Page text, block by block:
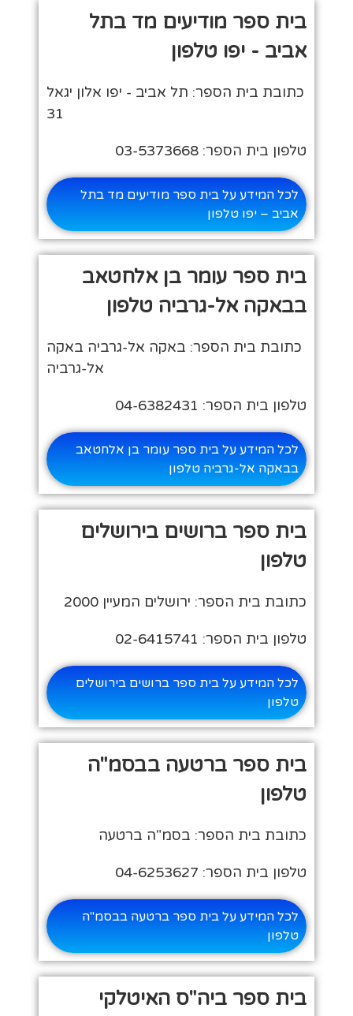
בית ספר מודיעים מד בתל
אביב - יפו טלפון
כתובת בית הספר: תל אביב - יפו אלון יגאל
31
טלפון בית הספר: 03-5373668
לכל המידע על בית ספר מודיעים מד בתל
אביב – יפו טלפון
בית ספר עומר בן אלחטאב
בבאקה אל-גרביה טלפון
כתובת בית הספר: באקה אל-גרביה באקה
אל-גרביה
טלפון בית הספר: 04-6382431
לכל המידע על בית ספר עומר בן אלחטאב
בבאקה אל-גרביה טלפון
בית ספר ברושים בירושלים
טלפון
כתובת בית הספר: ירושלים המעיין 2000
טלפון בית הספר: 02-6415741
לכל המידע על בית ספר ברושים בירושלים
טלפון
בית ספר ברטעה בבסמ"ה
טלפון
כתובת בית הספר: בסמ"ה ברטעה
טלפון בית הספר: 04-6253627
לכל המידע על בית ספר ברטעה בבסמ"ה
טלפון
בית ספר ביה"ס האיטלקי